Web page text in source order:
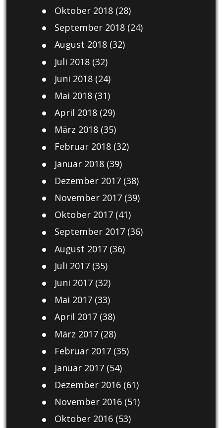
Oktober 2018(28)
September 2018(24)
August 2018(32)
Juli 2018(32)
Juni 2018(24)
Mai 2018(31)
April 2018(29)
März 2018(35)
Februar 2018(32)
Januar 2018(39)
Dezember 2017(38)
November 2017(39)
Oktober 2017(41)
September 2017(36)
August 2017(36)
Juli 2017(35)
Juni 2017(32)
Mai 2017(33)
April 2017(38)
März 2017(28)
Februar 2017(35)
Januar 2017(54)
Dezember 2016(61)
November 2016(51)
Oktober 2016(53)